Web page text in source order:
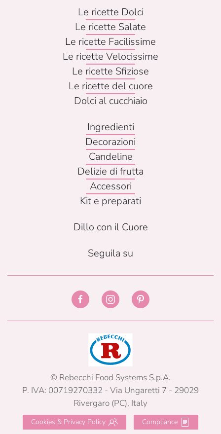
Le ricette Dolci
Le ricette Salate
Le ricette Facilissime
Le ricette Velocissime
Le ricette Sfiziose
Le ricette del cuore
Dolci al cucchiaio
Ingredienti
Decorazioni
Candeline
Delizie di frutta
Accessori
Kit e preparati
Dillo con il Cuore
Seguila su
© Rebecchi Food Systems S.p.A.
P. IVA: 00719270332 - Via Ungaretti 7 - 29029
Rivergaro (PC), Italy
Cookies & Privacy Policy Compliance